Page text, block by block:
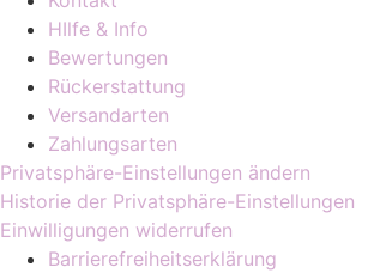
HIlfe & Info
Bewertungen
Rückerstattung
Versandarten
Zahlungsarten
Privatsphäre-Einstellungen ändern
Historie der Privatsphäre-Einstellungen
Einwilligungen widerrufen
Barrierefreiheitserklärung